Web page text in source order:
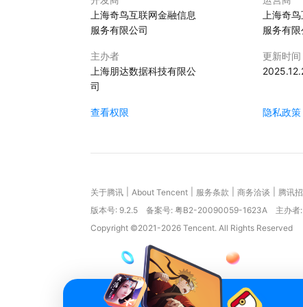
上海奇鸟互联网金融信息
服务有限公司
上海奇
服务有限
主办者
上海朋达数据科技有限公
司
更新时间
查看权限 隐私政策
关于腾讯 About Tencent 服务条款 商务洽谈 腾讯
版本号: 9.2.5 备案号: 粤B2-20090059-1623A
主办者
Copyright ©2021-2026 Tencent. All Rights Reserved